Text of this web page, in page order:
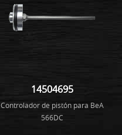
14504695
Controlador de pistón para BeA
566DC